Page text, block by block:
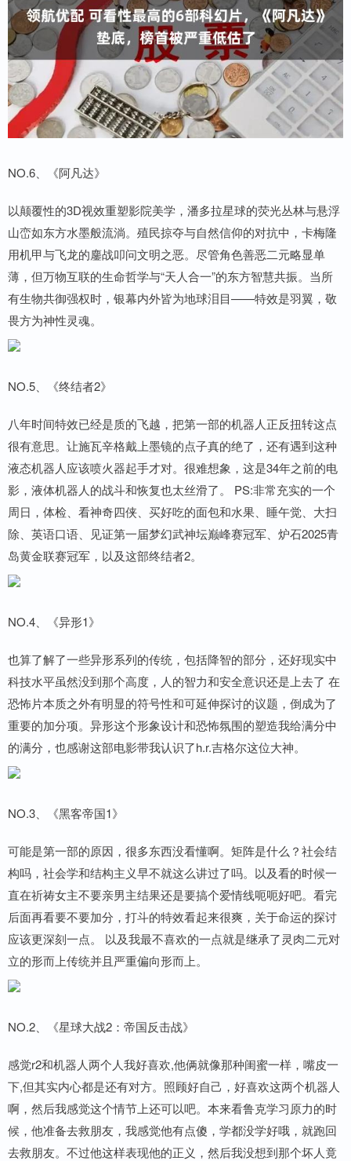
NO.6、《阿凡达》
以颠覆性的3D视效重塑影院美学，潘多拉星球的荧光丛林与悬浮
山峦如东方水墨般流淌。殖民掠夺与自然信仰的对抗中，卡梅隆
用机甲与飞龙的鏖战叩问文明之恶。尽管角色善恶二元略显单
薄，但万物互联的生命哲学与“天人合一”的东方智慧共振。当所
有生物共御强权时，银幕内外皆为地球泪目——特效是羽翼，敬
畏方为神性灵魂。
NO.5、《终结者2》
八年时间特效已经是质的飞越，把第一部的机器人正反扭转这点
很有意思。让施瓦辛格戴上墨镜的点子真的绝了，还有遇到这种
液态机器人应该喷火器起手才对。很难想象，这是34年之前的电
影，液体机器人的战斗和恢复也太丝滑了。 PS:非常充实的一个
周日，体检、看神奇四侠、买好吃的面包和水果、睡午觉、大扫
除、英语口语、见证第一届梦幻武神坛巅峰赛冠军、炉石2025青
岛黄金联赛冠军，以及这部终结者2。
NO.4、《异形1》
也算了解了一些异形系列的传统，包括降智的部分，还好现实中
科技水平虽然没到那个高度，人的智力和安全意识还是上去了 在
恐怖片本质之外有明显的符号性和可延伸探讨的议题，倒成为了
重要的加分项。异形这个形象设计和恐怖氛围的塑造我给满分中
的满分，也感谢这部电影带我认识了h.r.吉格尔这位大神。
NO.3、《黑客帝国1》
可能是第一部的原因，很多东西没看懂啊。矩阵是什么？社会结
构吗，社会学和结构主义早不就这么讲过了吗。以及看的时候一
直在祈祷女主不要亲男主结果还是要搞个爱情线呃呃好吧。看完
后面再看要不要加分，打斗的特效看起来很爽，关于命运的探讨
应该更深刻一点。 以及我最不喜欢的一点就是继承了灵肉二元对
立的形而上传统并且严重偏向形而上。
NO.2、《星球大战2：帝国反击战》
感觉r2和机器人两个人我好喜欢,他俩就像那种闺蜜一样，嘴皮一
下,但其实内心都是还有对方。照顾好自己，好喜欢这两个机器人
啊，然后我感觉这个情节上还可以吧。本来看鲁克学习原力的时
候，他准备去救朋友，我感觉他有点傻，学都没学好哦，就跑回
去救朋友。不过他这样表现他的正义，然后我没想到那个坏人竟